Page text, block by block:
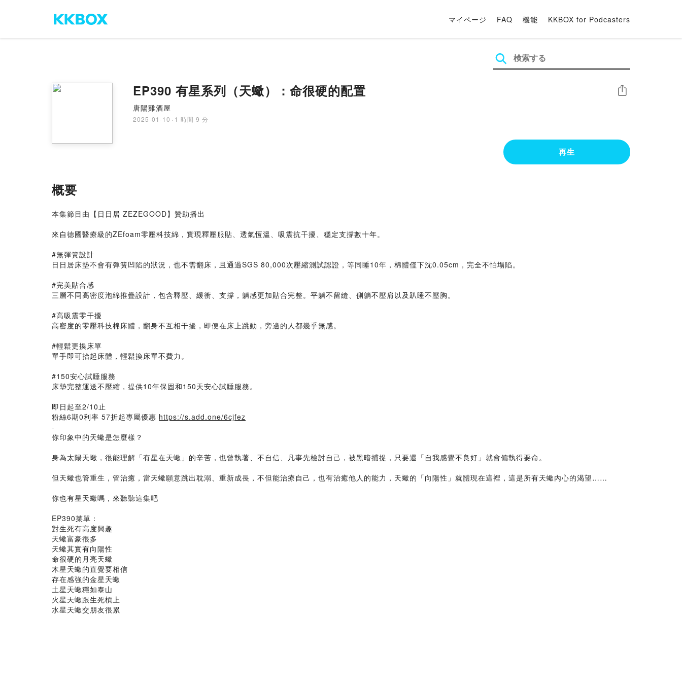
マイページ FAQ 機能 KKBOX for Podcasters
EP390 有星系列（天蠍）：命很硬的配置
唐陽雞酒屋
2025-01-10 · 1 時間 9 分
シェア
再生
概要
本集節目由【日日居 ZEZEGOOD】贊助播出
來自德國醫療級的ZEfoam零壓科技綿，實現釋壓服貼、透氣恆溫、吸震抗干擾、穩定支撐數十年。
#無彈簧設計
日日居床墊不會有彈簧凹陷的狀況，也不需翻床，且通過SGS 80,000次壓縮測試認證，等同睡10年，棉體僅下沈0.05cm，完全不怕塌陷。
#完美貼合感
三層不同高密度泡綿推疊設計，包含釋壓、緩衝、支撐，躺感更加貼合完整。平躺不留縫、側躺不壓肩以及趴睡不壓胸。
#高吸震零干擾
高密度的零壓科技棉床體，翻身不互相干擾，即便在床上跳動，旁邊的人都幾乎無感。
#輕鬆更換床單
單手即可抬起床體，輕鬆換床單不費力。
#150安心試睡服務
床墊完整運送不壓縮，提供10年保固和150天安心試睡服務。
即日起至2/10止
粉絲6期0利率 57折起專屬優惠 https://s.add.one/6cjfez
-
你印象中的天蠍是怎麼樣？
身為太陽天蠍，很能理解「有星在天蠍」的辛苦，也曾執著、不自信、凡事先檢討自己，被黑暗捕捉，只要還「自我感覺不良好」就會偏執得要命。
但天蠍也管重生，管治癒，當天蠍願意跳出耽溺、重新成長，不但能治療自己，也有治癒他人的能力，天蠍的「向陽性」就體現在這裡，這是所有天蠍內心的渴望……
你也有星天蠍嗎，來聽聽這集吧
EP390菜單：
對生死有高度興趣
天蠍富豪很多
天蠍其實有向陽性
命很硬的月亮天蠍
木星天蠍的直覺要相信
存在感強的金星天蠍
土星天蠍穩如泰山
火星天蠍跟生死槓上
水星天蠍交朋友很累